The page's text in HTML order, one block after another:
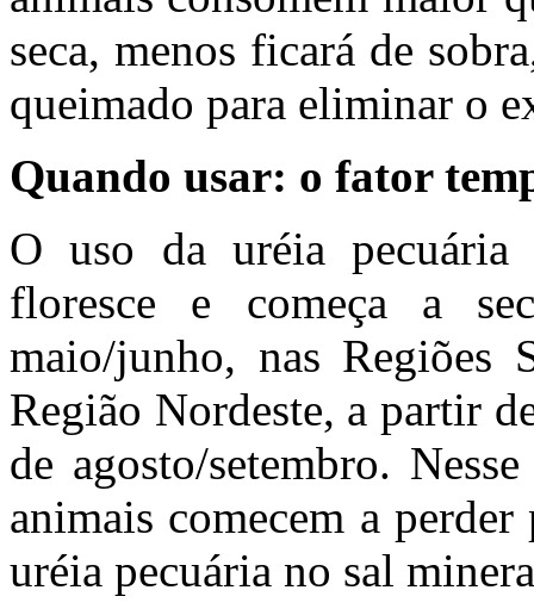
seca, menos ficará de
queimado para eliminar o
Quando usar: o fator
O uso da uréia
floresce e começa a
maio/junho, nas Regiões
Região Nordeste, a partir
de agosto/setembro.
animais comecem a
uréia pecuária no sal